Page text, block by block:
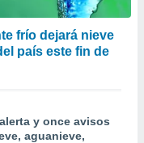
frío dejará nieve
país este fin de
y once avisos
aguanieve,